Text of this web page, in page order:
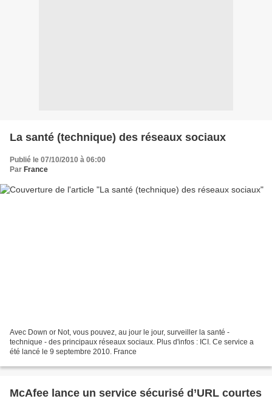
La santé (technique) des réseaux sociaux
Publié le 07/10/2010 à 06:00
Par France
Avec Down or Not, vous pouvez, au jour le jour, surveiller la santé -
technique - des principaux réseaux sociaux. Plus d'infos : ICI. Ce service a
été lancé le 9 septembre 2010. France
McAfee lance un service sécurisé d’URL courtes